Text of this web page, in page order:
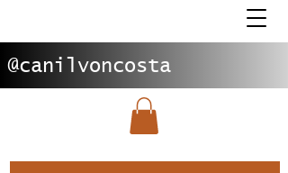
@canilvoncosta